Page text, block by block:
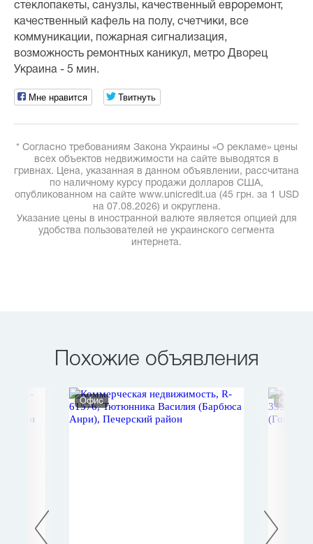
стеклопакеты, санузлы, качественный евроремонт,
качественный кафель на полу, счетчики, все
коммуникации, пожарная сигнализация,
возможность ремонтных каникул, метро Дворец
Украина - 5 мин.
Мне нравится Твитнуть
* Согласно требованиям Закона Украины «О рекламе» цены
всех объектов недвижимости на сайте выводятся в
гривнах. Цена, указанная в данном объявлении, рассчитана
по наличному курсу продажи долларов США,
опубликованном на сайте www.unicredit.ua (45 грн. за 1 USD
на 07.08.2026) и округлена.
Указание цены в иностранной валюте является опцией для
удобства пользователей не украинского сегмента
интернета.
Похожие объявления
Офис Офис